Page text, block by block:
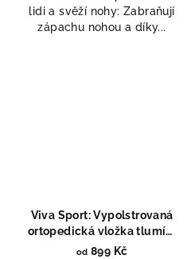
lidi a svěží nohy: Zabraňují
zápachu nohou a díky...
Viva Sport: Vypolstrovaná
ortopedická vložka tlumící
nárazy
od 899 Kč
Odeslat